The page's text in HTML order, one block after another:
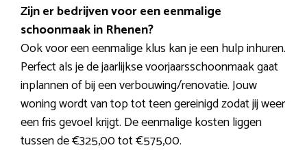
Zijn er bedrijven voor een eenmalige
schoonmaak in Rhenen?
Ook voor een eenmalige klus kan je een hulp inhuren.
Perfect als je de jaarlijkse voorjaarsschoonmaak gaat
inplannen of bij een verbouwing/renovatie. Jouw
woning wordt van top tot teen gereinigd zodat jij weer
een fris gevoel krijgt. De eenmalige kosten liggen
tussen de €325,00 tot €575,00.